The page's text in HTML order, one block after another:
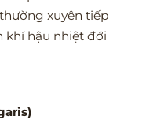
xuyên tiếp
khí hậu nhiệt đới